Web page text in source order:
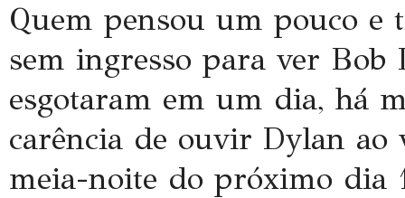
Quem pensou um pouco
sem ingresso para ver
esgotaram em um dia, há
carência de ouvir Dylan
meia-noite do próximo dia